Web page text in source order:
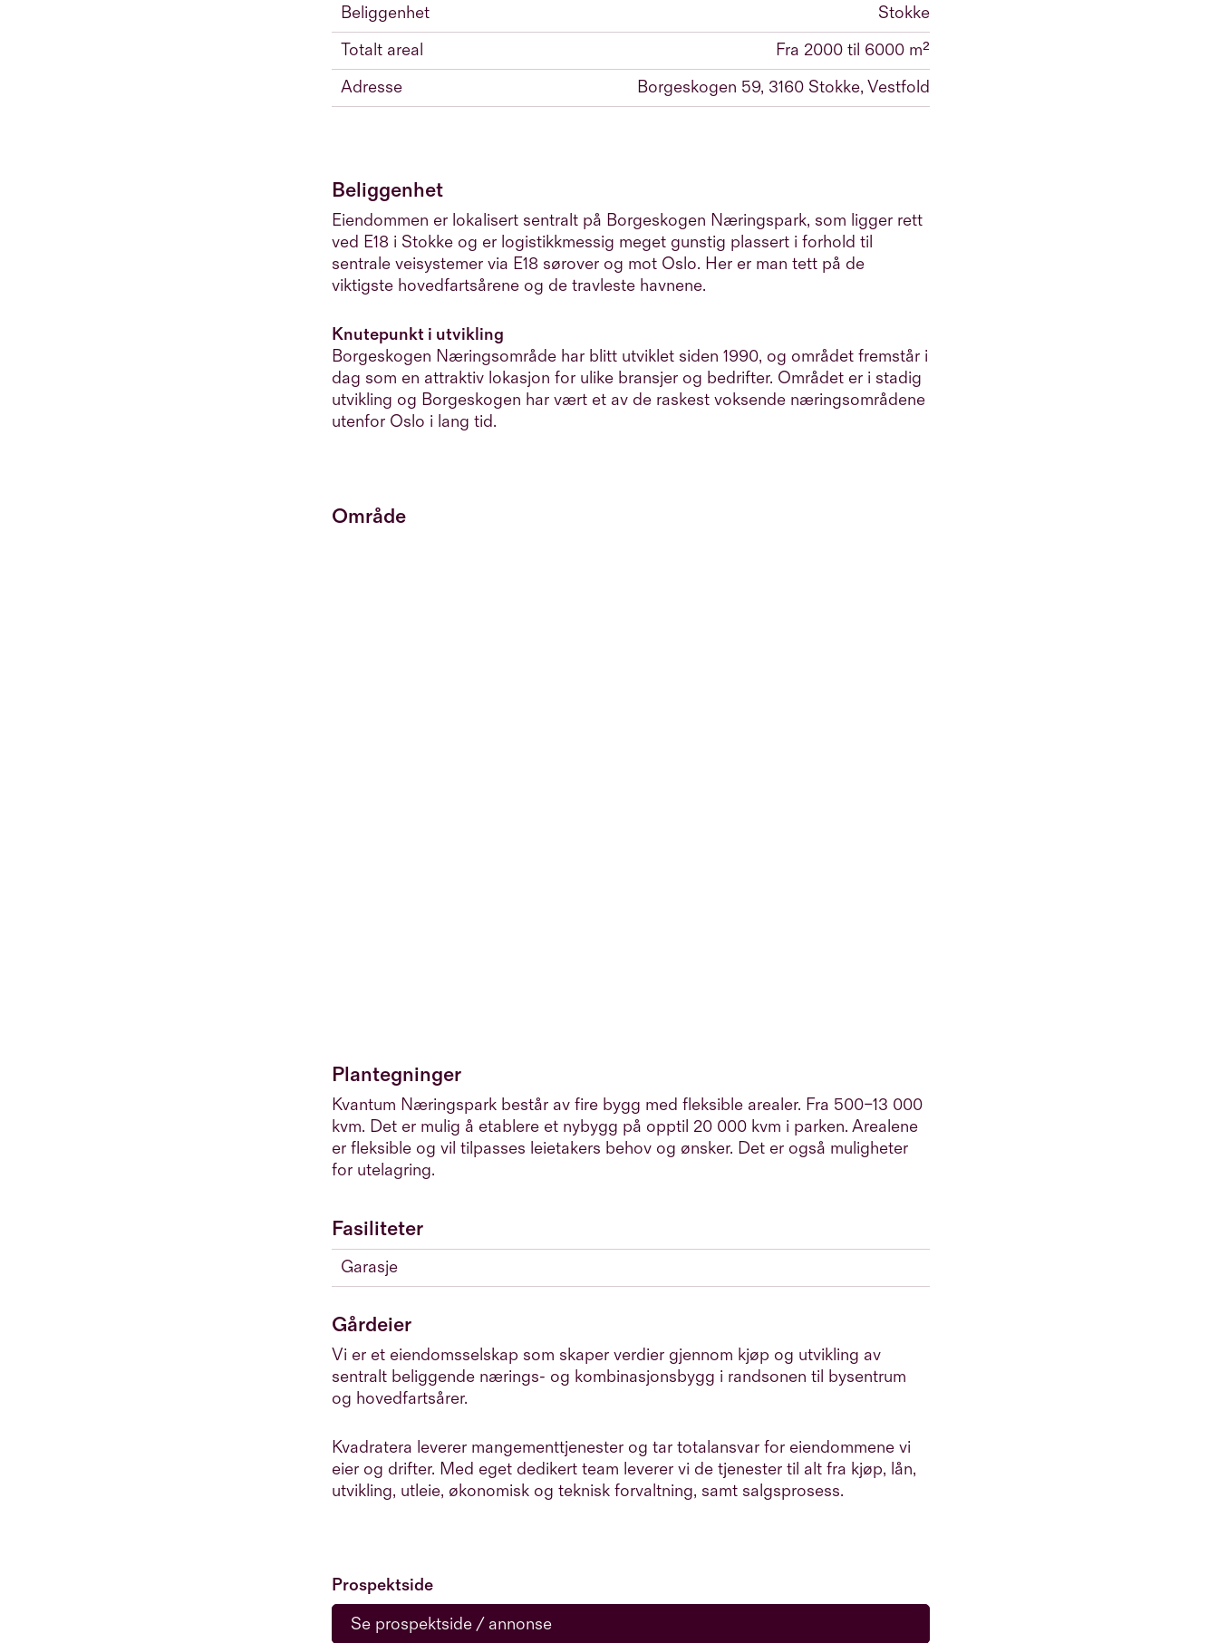
Beliggenhet
Stokke
Totalt areal
Fra 2000 til 6000 m²
Adresse
Borgeskogen 59, 3160 Stokke, Vestfold
Beliggenhet
Eiendommen er lokalisert sentralt på Borgeskogen Næringspark, som ligger rett
ved E18 i Stokke og er logistikkmessig meget gunstig plassert i forhold til
sentrale veisystemer via E18 sørover og mot Oslo. Her er man tett på de
viktigste hovedfartsårene og de travleste havnene.
Knutepunkt i utvikling
Borgeskogen Næringsområde har blitt utviklet siden 1990, og området fremstår i
dag som en attraktiv lokasjon for ulike bransjer og bedrifter. Området er i stadig
utvikling og Borgeskogen har vært et av de raskest voksende næringsområdene
utenfor Oslo i lang tid.
Område
Plantegninger
Kvantum Næringspark består av fire bygg med fleksible arealer. Fra 500–13 000
kvm. Det er mulig å etablere et nybygg på opptil 20 000 kvm i parken. Arealene
er fleksible og vil tilpasses leietakers behov og ønsker. Det er også muligheter
for utelagring.
Fasiliteter
Garasje
Gårdeier
Vi er et eiendomsselskap som skaper verdier gjennom kjøp og utvikling av
sentralt beliggende nærings- og kombinasjonsbygg i randsonen til bysentrum
og hovedfartsårer.
Kvadratera leverer mangementtjenester og tar totalansvar for eiendommene vi
eier og drifter. Med eget dedikert team leverer vi de tjenester til alt fra kjøp, lån,
utvikling, utleie, økonomisk og teknisk forvaltning, samt salgsprosess.
Prospektside
Se prospektside / annonse